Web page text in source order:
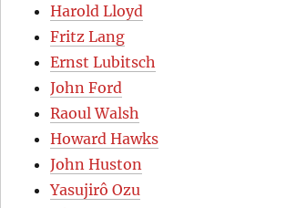
Harold Lloyd
Fritz Lang
Ernst Lubitsch
John Ford
Raoul Walsh
Howard Hawks
John Huston
Yasujirô Ozu